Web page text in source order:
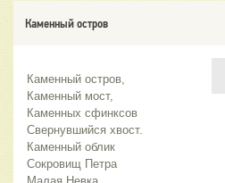
Каменный остров
Каменный остров,
Каменный мост,
Каменных сфинксов
Свернувшийся хвост.
Каменный облик
Сокровищ Петра